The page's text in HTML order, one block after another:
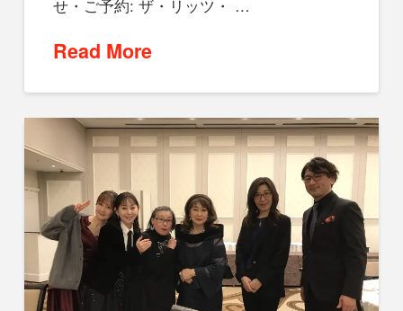
せ・ご予約: ザ・リッツ・ …
Read More